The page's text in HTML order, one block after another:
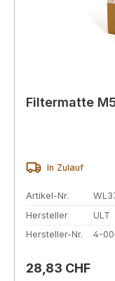
Filtermatte
In Zulauf
Artikel-Nr.
Hersteller
ULT
Hersteller-Nr.
4-
Regulärer Preis:
28,83 CHF